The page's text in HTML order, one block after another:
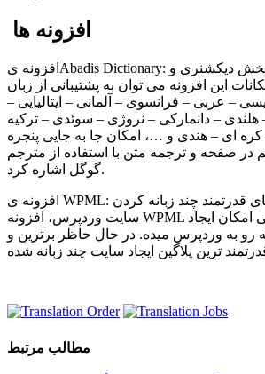
افزونه ها
افزونه یAbadis Dictionary: این افزونه شامل دو بخش دیکشنری و
این افزونه می توان به پشتیبانی از زبان
– عربی – فرانسوی – آلمانی – ایتالیایی –
هلندی – دانمارکی – نروژی – سوئدی – ترکیه
کره ای – هندی و …، امکان جا به جایی پنجره
در صفحه و ترجمه متن با استفاده از مترجم
گوگل اشاره کرد.
افزونه ی WPML: یکی از افزونه های قدرتمند چند زبانه کردن
سایت وردپرس، افزونه WPML می باشد که به راحتی امکان ایجاد
رو به وردپرس میده. در حال حاظر برترین و
مطالب مرتبط